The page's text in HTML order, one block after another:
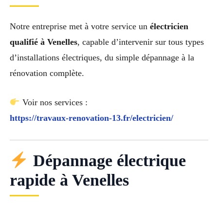
Notre entreprise met à votre service un électricien
qualifié à Venelles, capable d’intervenir sur tous types
d’installations électriques, du simple dépannage à la
rénovation complète.
Voir nos services :
https://travaux-renovation-13.fr/electricien/
Dépannage électrique
rapide à Venelles